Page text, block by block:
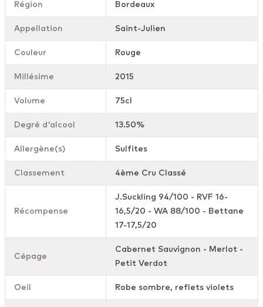
Région Bordeaux
Appellation Saint-Julien
Couleur Rouge
Millésime 2015
Volume 75cl
Degré d'alcool 13.50%
Allergène(s) Sulfites
Classement 4ème Cru Classé
Récompense
J.Suckling 94/100 - RVF 16-
16,5/20 - WA 88/100 - Bettane
17-17,5/20
Cépage
Cabernet Sauvignon - Merlot -
Petit Verdot
Oeil Robe sombre, reflets violets